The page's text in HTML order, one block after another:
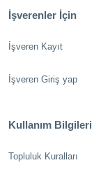
İşverenler İçin
İşveren Kayıt
İşveren Giriş yap
Kullanım Bilgileri
Topluluk Kuralları